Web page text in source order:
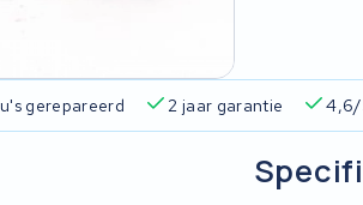
gerepareerd 2 jaar garantie 4,6/